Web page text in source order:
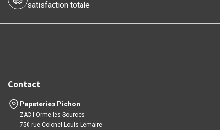
satisfaction totale
Contact
Papeteries Pichon
ZAC l'Orme les Sources
750 rue Colonel Louis Lemaire